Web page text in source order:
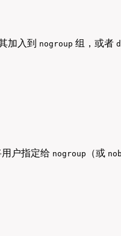
加入到 nogroup 组，或者
户指定给 nogroup （或